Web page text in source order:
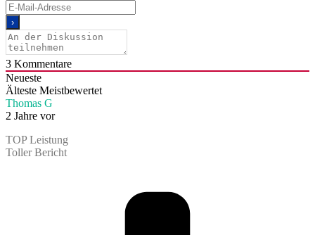
3 Kommentare
Neueste
Älteste Meistbewertet
Thomas G
2 Jahre vor
TOP Leistung
Toller Bericht